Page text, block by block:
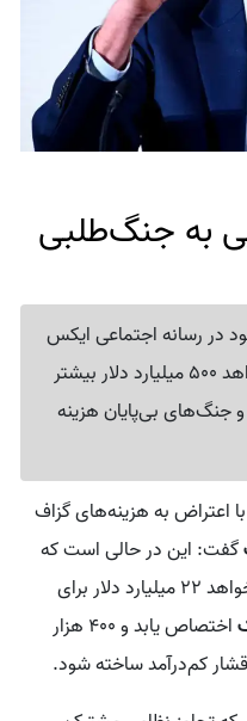
به جنگ‌طلبی
در رسانه اجتماعی ایکس
(توئیتر سابق) نوشت: ترامپ می‌خواهد 500 میلیارد دلار بیشتر
جنگ‌های بی‌پایان هزینه
اعتراض به هزینه‌های گزاف
گفت: این در حالی است که
زهران ممدانی شهردار نیویورک می‌خواهد ۲۲ میلیارد دلار برای
اختصاص یابد و ۴۰۰ هزار
کم‌درآمد ساخته شود.